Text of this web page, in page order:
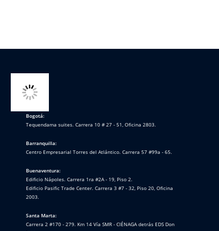
Bogotá:
Tequendama suites. Carrera 10 # 27 - 51, Oficina 2803.
Barranquilla:
Centro Empresarial Torres del Atlántico. Carrera 57 #99a - 65.
Buenaventura:
Edificio Nápoles. Carrera 1ra #2A - 19, Piso 2.
Edificio Pasific Trade Center. Carrera 3 #7 - 32, Piso 20, Oficina
2003.
Santa Marta:
Carrera 2 #170 - 279. Km 14 Vía SMR - CIÉNAGA detrás EDS Don